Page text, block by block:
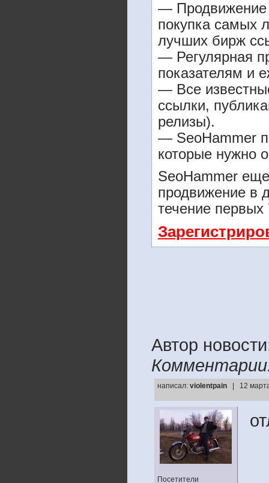
— Продвижение
покупка самых
лучших бирж
— Регулярная
показателям и
— Все
ссылки,
релизы).
— SeoHammer
которые нужно
SeoHammer
продвижение в
течение первых
Автор
написал: violentpain | 12
Посетители